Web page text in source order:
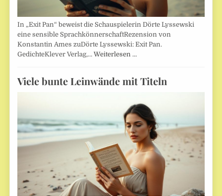
In „Exit Pan“ beweist die Schauspielerin Dörte Lyssewski
eine sensible SprachkönnerschaftRezension von
Konstantin Ames zuDörte Lyssewski: Exit Pan.
GedichteKlever Verlag,…Weiterlesen …
Viele bunte Leinwände mit Titeln